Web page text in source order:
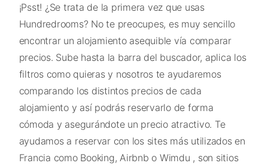
¡Psst! ¿Se trata de la primera vez que usas
Hundredrooms? No te preocupes, es muy sencillo
encontrar un alojamiento asequible vía comparar
precios. Sube hasta la barra del buscador, aplica los
filtros como quieras y nosotros te ayudaremos
comparando los distintos precios de cada
alojamiento y así podrás reservarlo de forma
cómoda y asegurándote un precio atractivo. Te
ayudamos a reservar con los sites más utilizados en
Francia como Booking, Airbnb o Wimdu , son sitios